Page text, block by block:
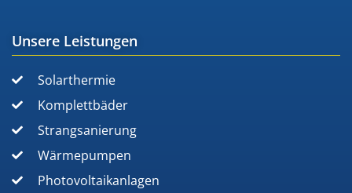
Unsere Leistungen
Solarthermie
Komplettbäder
Strangsanierung
Wärmepumpen
Photovoltaikanlagen